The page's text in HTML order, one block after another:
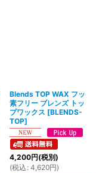
Blends TOP WAX フッ
素フリー ブレンズ トッ
プワックス [BLENDS-
TOP]
4,200円(税別)
(税込 : 4,620円)